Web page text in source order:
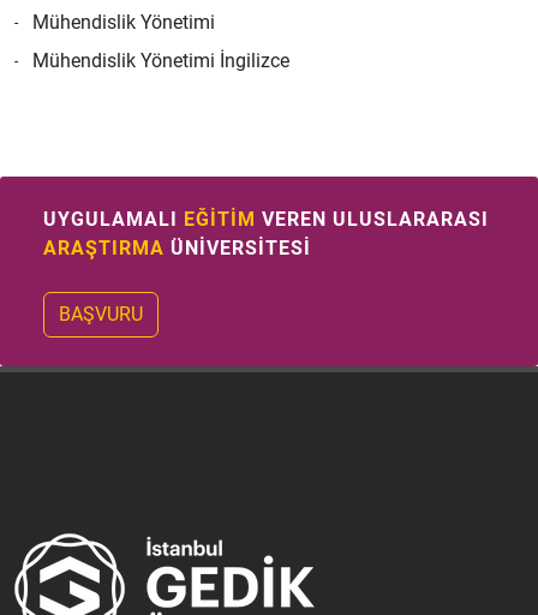
Mühendislik Yönetimi
Mühendislik Yönetimi İngilizce
UYGULAMALI EĞİTİM VEREN ULUSLARARASI
ARAŞTIRMA ÜNİVERSİTESİ
BAŞVURU